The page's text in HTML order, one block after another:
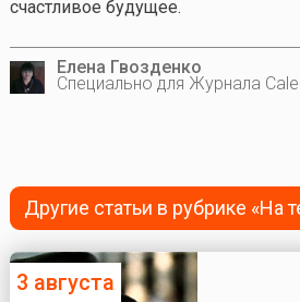
счастливое будущее.
Елена Гвозденко
Специально для Журнала
Другие статьи в рубрике «На
3 августа